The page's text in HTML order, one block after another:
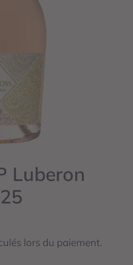
Luberon
lors du paiement.